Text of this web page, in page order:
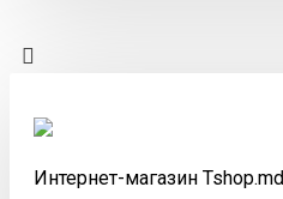
Интернет-магазин